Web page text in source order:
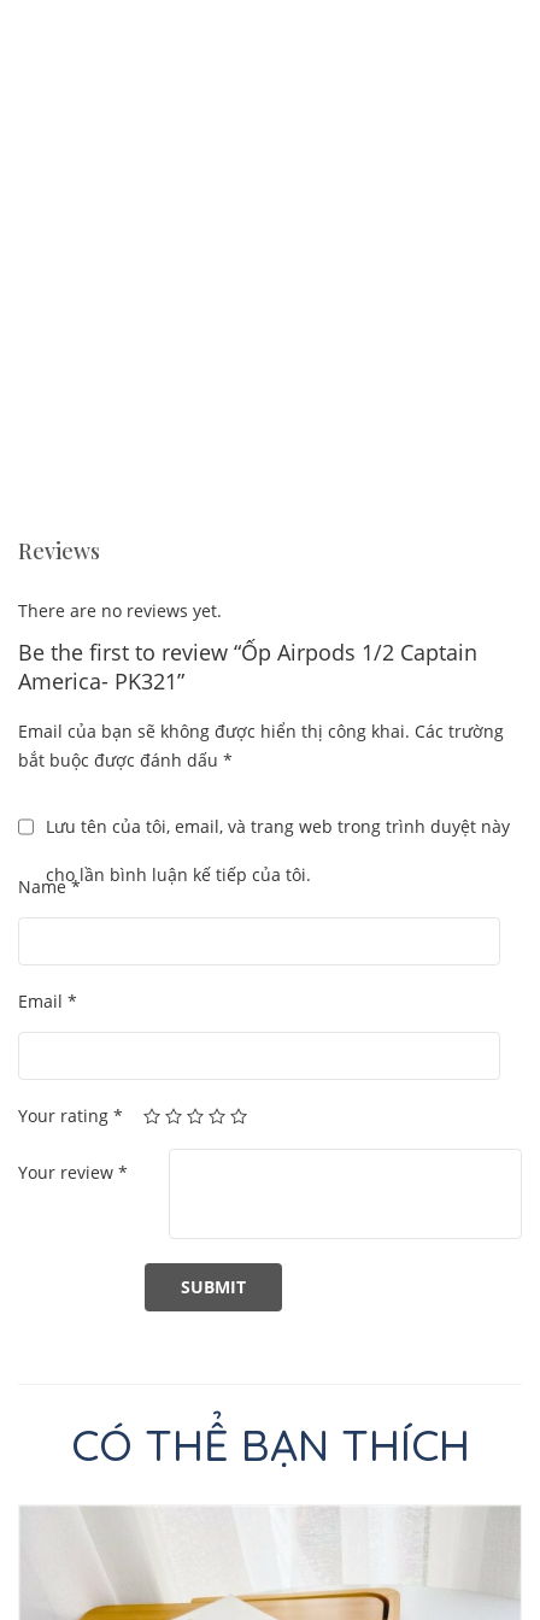
Reviews
There are no reviews yet.
Be the first to review “Ốp Airpods 1/2 Captain
America- PK321”
Email của bạn sẽ không được hiển thị công khai. Các trường
bắt buộc được đánh dấu *
Lưu tên của tôi, email, và trang web trong trình duyệt này
cho lần bình luận kế tiếp của tôi.
Name*
Email *
Your rating *
Your review *
CÓ THỂ BẠN THÍCH